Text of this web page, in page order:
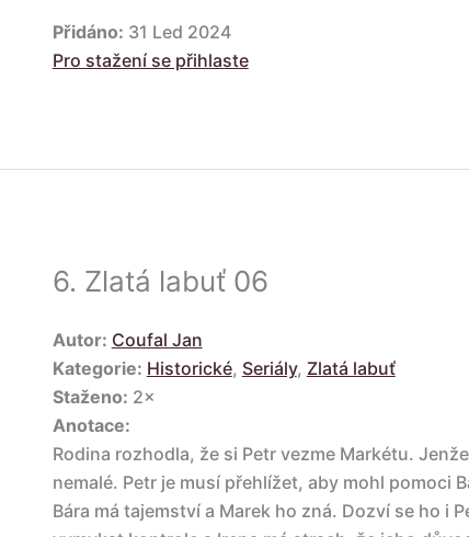
Přidáno: 31 Led 2024
Pro stažení se přihlaste
6. Zlatá labuť 06
Autor: Coufal Jan
Kategorie: Historické, Seriály, Zlatá labuť
Staženo: 2×
Anotace:
Rodina rozhodla, že si Petr vezme Markétu.
nemalé. Petr je musí přehlížet, aby mohl pomoci
Bára má tajemství a Marek ho zná. Dozví se ho i